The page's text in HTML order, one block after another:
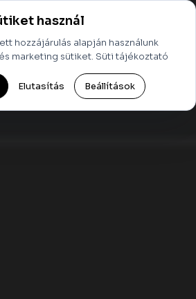
használ
hozzájárulás alapján használunk
marketing sütiket. Süti tájékoztató
Elutasítás Beállítások